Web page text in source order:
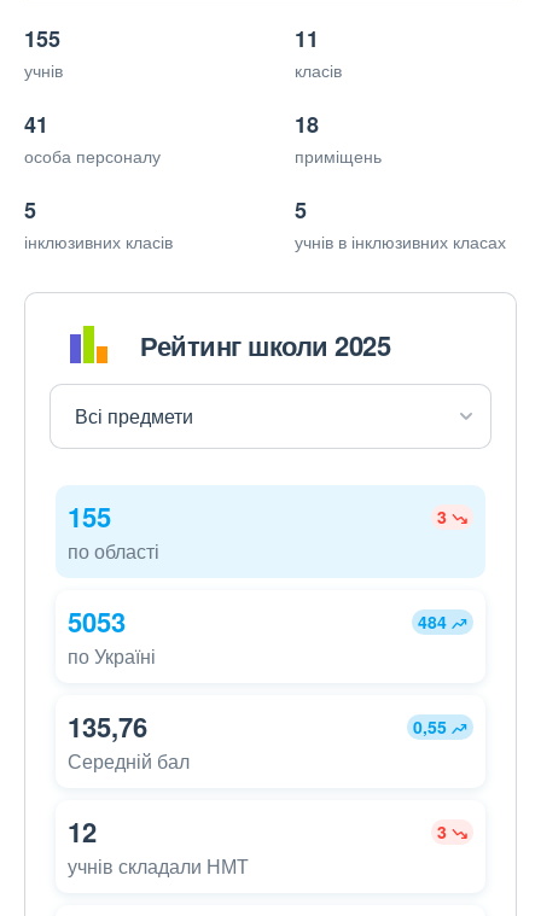
155
учнів
11
класів
41
особа персоналу
18
приміщень
5
інклюзивних класів
5
учнів в інклюзивних класах
Рейтинг школи 2025
155 3
по області
5053 484
по Україні
135,76 0,55
Середній бал
12 3
учнів складали НМТ